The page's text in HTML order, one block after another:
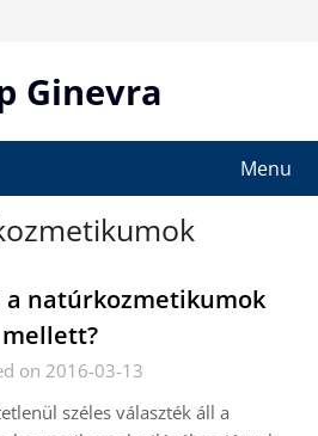
Ginevra
Menu
natúrkozmetikumok
mellett?
on 2016-03-13
széles választék áll a